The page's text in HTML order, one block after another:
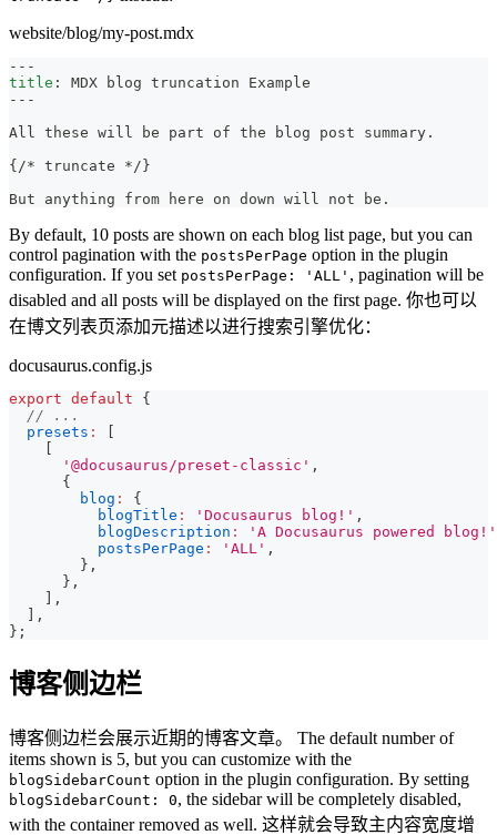
website/blog/my-post.mdx
---
title :
MDX blog truncation Example
---
All these will be part of the blog post summary.
{/* truncate */}
But anything from here on down will not be.
By default, 10 posts are shown on each blog list page, but you can
control pagination with the postsPerPage option in the plugin
configuration. If you set postsPerPage: 'ALL' , pagination will be
disabled and all posts will be displayed on the first page. 你也可以
在博文列表页添加元描述以进行搜索引擎优化：
docusaurus.config.js
export default
{
// ...
presets :
'@docusaurus/preset-classic' ,
{
blog :
{
blogTitle : 'Docusaurus blog!' ,
blogDescription :
'A Docusaurus powered blog!'
postsPerPage : 'ALL' ,
} ,
} ,
,
,
} ;
博客侧边栏
博客侧边栏会展示近期的博客文章。 The default number of
items shown is 5, but you can customize with the
blogSidebarCount option in the plugin configuration. By setting
blogSidebarCount: 0, the sidebar will be completely disabled,
with the container removed as well. 这样就会导致主内容宽度增